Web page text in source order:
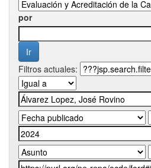
por
Filtros actuales: